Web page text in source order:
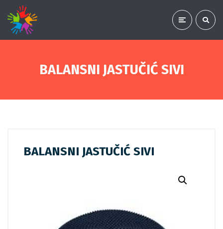
BALANSNI JASTUČIĆ SIVI
BALANSNI JASTUČIĆ SIVI